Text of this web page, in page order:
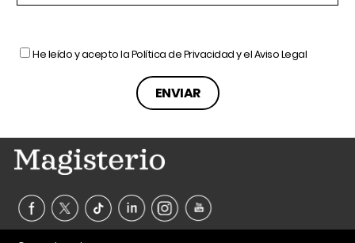
He leído y acepto laPolítica de Privacidady elAviso Legal